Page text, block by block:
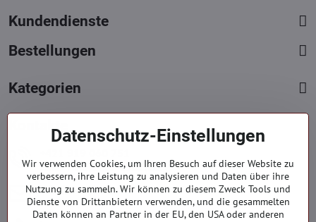
Kundendienste
Bestellungen
Kategorien
Kontakte
Mont. - Freit. : 09:00 - 15:00 hod.
info​@everlady​.eu
Non stop ( 24/7 )
Datenschutz-Einstellungen
Wir verwenden Cookies, um Ihren Besuch auf dieser Website zu
verbessern, ihre Leistung zu analysieren und Daten über ihre
Nutzung zu sammeln. Wir können zu diesem Zweck Tools und
Dienste von Drittanbietern verwenden, und die gesammelten
Daten können an Partner in der EU, den USA oder anderen